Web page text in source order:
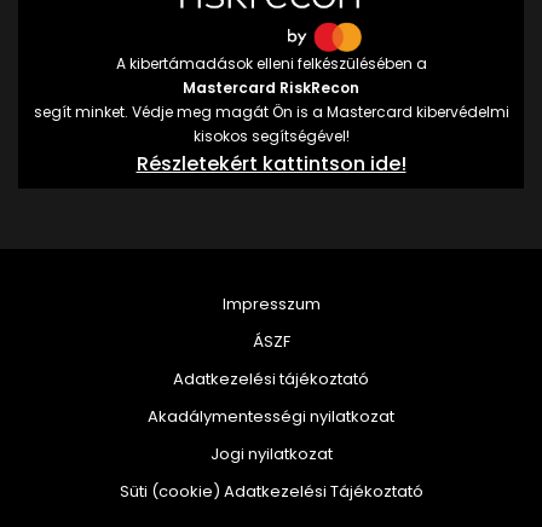
A kibertámadások elleni felkészülésében a
Mastercard RiskRecon
segít minket. Védje meg magát Ön is a Mastercard kibervédelmi
kisokos segítségével!
Részletekért kattintson ide!
Impresszum
ÁSZF
Adatkezelési tájékoztató
Akadálymentességi nyilatkozat
Jogi nyilatkozat
Süti (cookie) Adatkezelési Tájékoztató